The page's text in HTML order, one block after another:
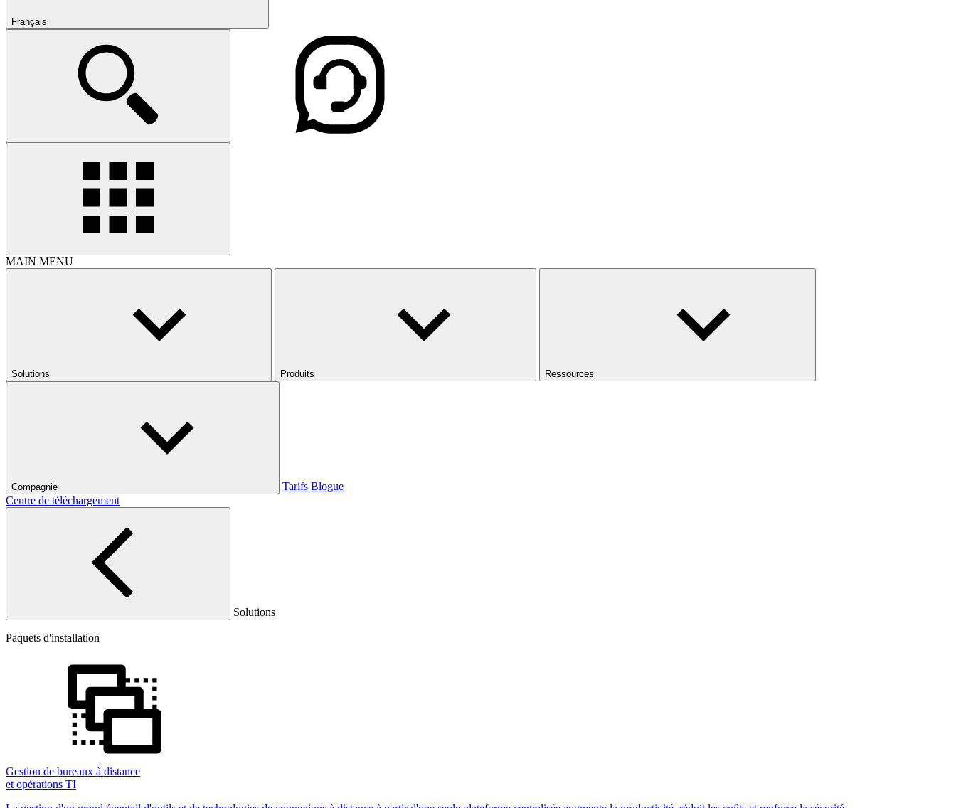
Français
MAIN MENU
Solutions Produits Ressources
Compagnie Tarifs Blogue
Centre de téléchargement
Solutions
Paquets d'installation
Gestion de bureaux à distance
et opérations TI